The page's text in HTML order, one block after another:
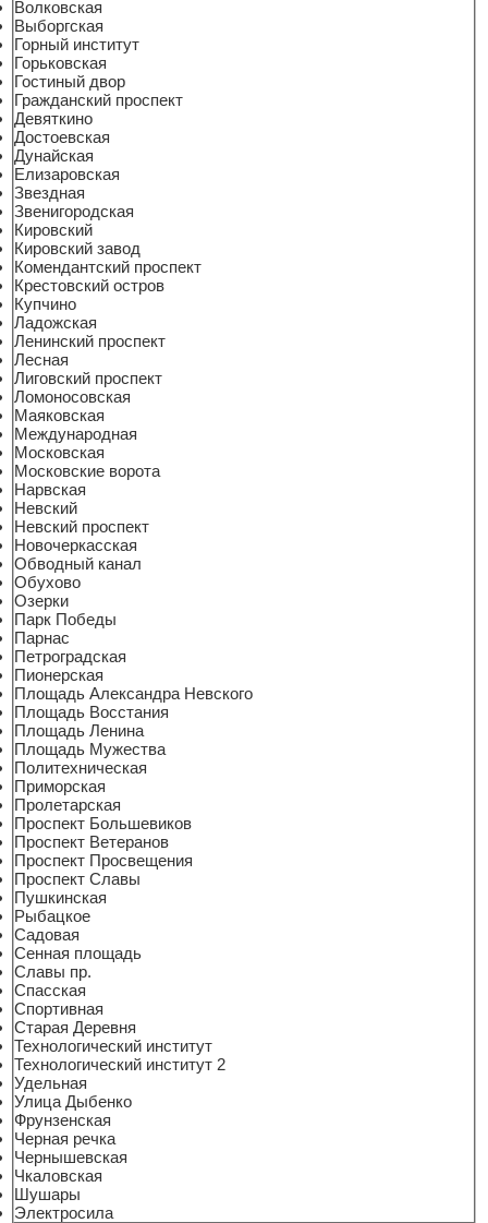
Волковская
Выборгская
Горный институт
Горьковская
Гостиный двор
Гражданский проспект
Девяткино
Достоевская
Дунайская
Елизаровская
Звездная
Звенигородская
Кировский
Кировский завод
Комендантский проспект
Крестовский остров
Купчино
Ладожская
Ленинский проспект
Лесная
Лиговский проспект
Ломоносовская
Маяковская
Международная
Московская
Московские ворота
Нарвская
Невский
Невский проспект
Новочеркасская
Обводный канал
Обухово
Озерки
Парк Победы
Парнас
Петроградская
Пионерская
Площадь Александра Невского
Площадь Восстания
Площадь Ленина
Площадь Мужества
Политехническая
Приморская
Пролетарская
Проспект Большевиков
Проспект Ветеранов
Проспект Просвещения
Проспект Славы
Пушкинская
Рыбацкое
Садовая
Сенная площадь
Славы пр.
Спасская
Спортивная
Старая Деревня
Технологический институт
Технологический институт 2
Удельная
Улица Дыбенко
Фрунзенская
Черная речка
Чернышевская
Чкаловская
Шушары
Электросила